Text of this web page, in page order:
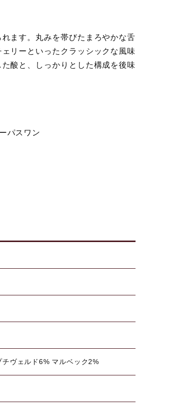
ます。丸みを帯びたまろやかな舌
リーといったクラッシックな風味
酸と、しっかりとした構成を後味
ヴェルド6% マルベック2%